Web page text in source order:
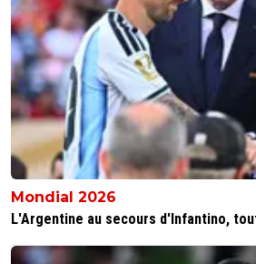
Mondial 2026
L'Argentine au secours d'Infantino,